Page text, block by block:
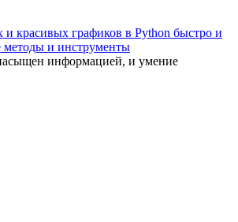
и красивых графиков в Python быстро и
и инструменты
информацией, и умение